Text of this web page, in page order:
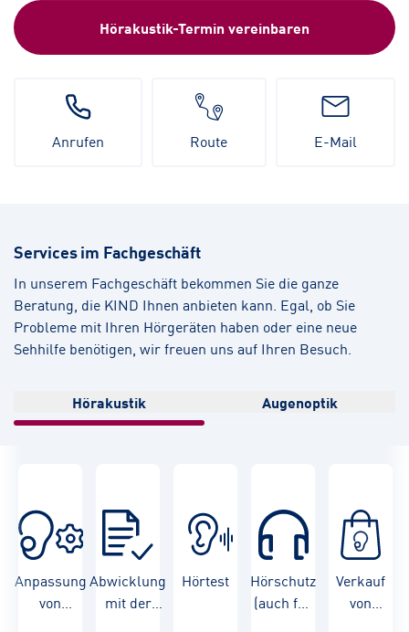
Hörakustik-Termin vereinbaren
Anrufen Route E-Mail
Services im Fachgeschäft
In unserem Fachgeschäft bekommen Sie die ganze
Beratung, die KIND Ihnen anbieten kann. Egal, ob Sie
Probleme mit Ihren Hörgeräten haben oder eine neue
Sehhilfe benötigen, wir freuen uns auf Ihren Besuch.
Hörakustik Augenoptik
Anpassung
von
Abwicklung
mit der
Hörtest
Hörschutz
(auch für
Verkauf
von